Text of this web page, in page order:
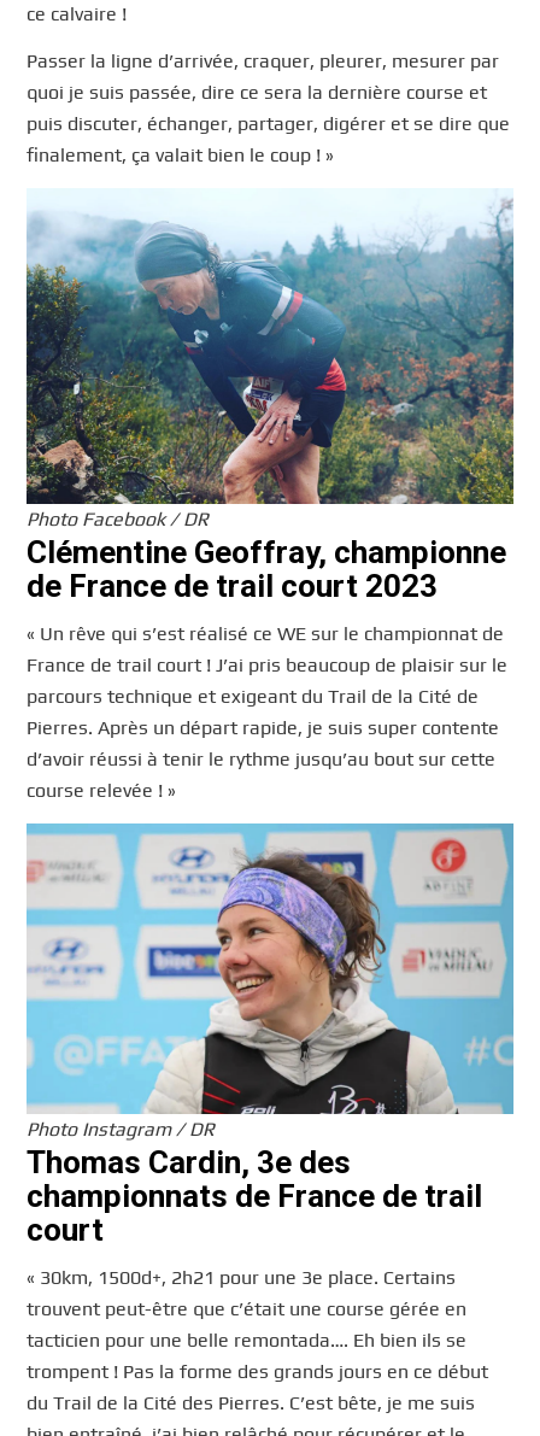
ce calvaire !
Passer la ligne d’arrivée, craquer, pleurer, mesurer par
quoi je suis passée, dire ce sera la dernière course et
puis discuter, échanger, partager, digérer et se dire que
finalement, ça valait bien le coup ! »
Photo Facebook / DR
Clémentine Geoffray, championne
de France de trail court 2023
« Un rêve qui s’est réalisé ce WE sur le championnat de
France de trail court ! J’ai pris beaucoup de plaisir sur le
parcours technique et exigeant du Trail de la Cité de
Pierres. Après un départ rapide, je suis super contente
d’avoir réussi à tenir le rythme jusqu’au bout sur cette
course relevée ! »
Photo Instagram / DR
Thomas Cardin, 3e des
championnats de France de trail
court
« 30km, 1500d+, 2h21 pour une 3e place. Certains
trouvent peut-être que c’était une course gérée en
tacticien pour une belle remontada…. Eh bien ils se
trompent ! Pas la forme des grands jours en ce début
du Trail de la Cité des Pierres. C’est bête, je me suis